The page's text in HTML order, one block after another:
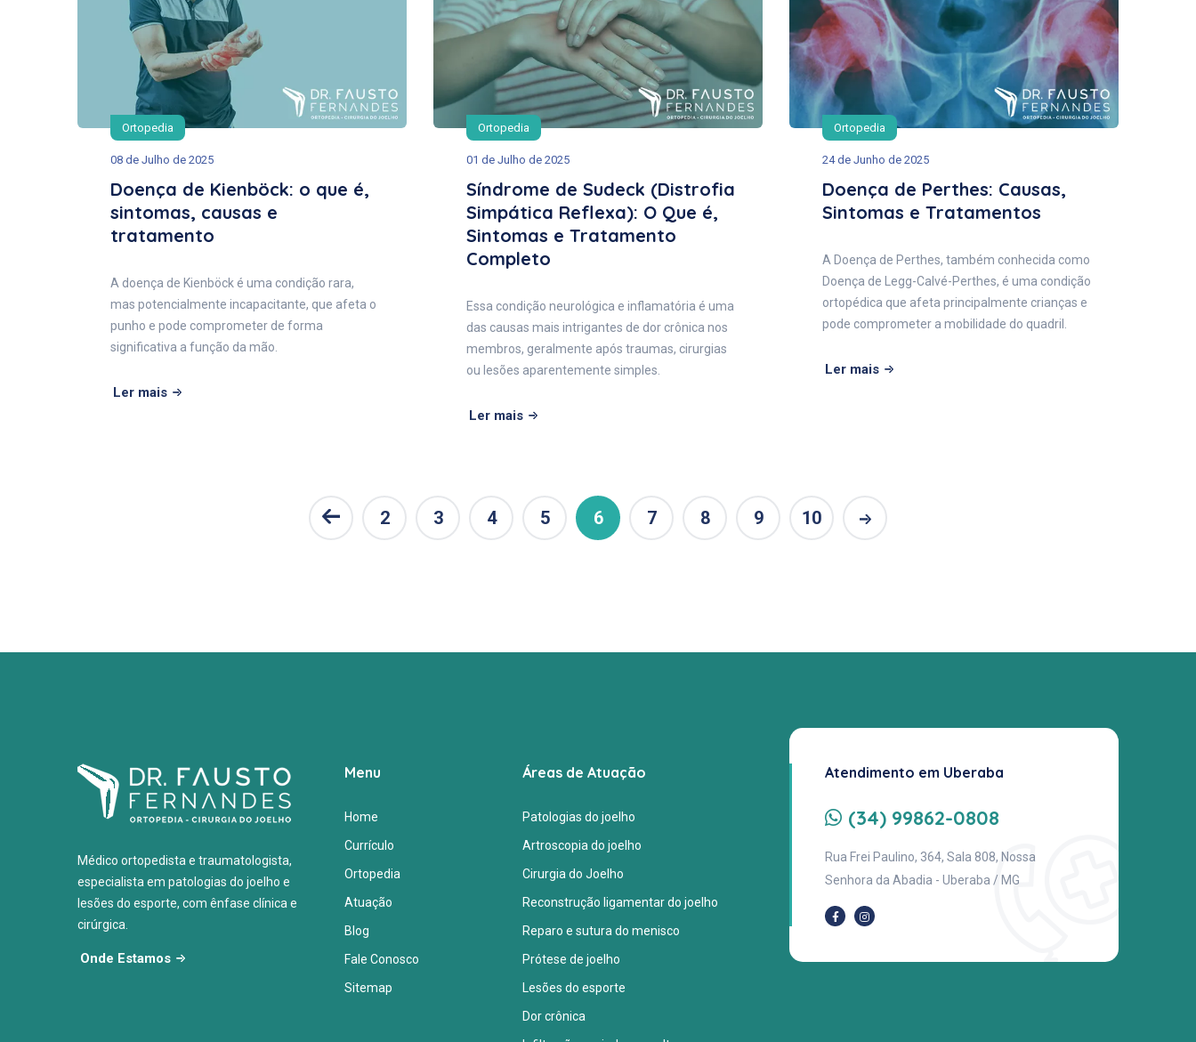
Ortopedia
08 de Julho de 2025
Doença de Kienböck: o que é,
sintomas, causas e
tratamento
A doença de Kienböck é uma condição rara,
mas potencialmente incapacitante, que afeta o
punho e pode comprometer de forma
significativa a função da mão.
Ler mais
Ortopedia
01 de Julho de 2025
Síndrome de Sudeck (Distrofia
Simpática Reflexa): O Que é,
Sintomas e Tratamento
Completo
Essa condição neurológica e inflamatória é uma
das causas mais intrigantes de dor crônica nos
membros, geralmente após traumas, cirurgias
ou lesões aparentemente simples.
Ler mais
Ortopedia
24 de Junho de 2025
Doença de Perthes: Causas,
Sintomas e Tratamentos
A Doença de Perthes, também conhecida como
Doença de Legg-Calvé-Perthes, é uma condição
ortopédica que afeta principalmente crianças e
pode comprometer a mobilidade do quadril.
Ler mais
2 3 4 5 6 7 8 9 10
Médico ortopedista e traumatologista,
especialista em patologias do joelho e
lesões do esporte, com ênfase clínica e
cirúrgica.
Onde Estamos
Menu
Home
Currículo
Ortopedia
Atuação
Blog
Fale Conosco
Sitemap
Áreas de Atuação
Patologias do joelho
Artroscopia do joelho
Cirurgia do Joelho
Reconstrução ligamentar do joelho
Reparo e sutura do menisco
Prótese de joelho
Lesões do esporte
Dor crônica
Atendimento em Uberaba
(34) 99862-0808
Rua Frei Paulino, 364, Sala 808, Nossa
Senhora da Abadia - Uberaba / MG